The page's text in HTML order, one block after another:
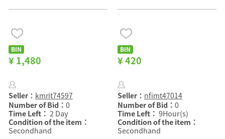
BIN
¥ 1,480
Seller： kmrit74597
Number of Bid： 0
Time Left： 2 Day
Condition of the item：
Secondhand
BIN
¥ 420
Seller： nfimt47014
Number of Bid： 0
Time Left： 9Hour(s)
Condition of the item：
Secondhand